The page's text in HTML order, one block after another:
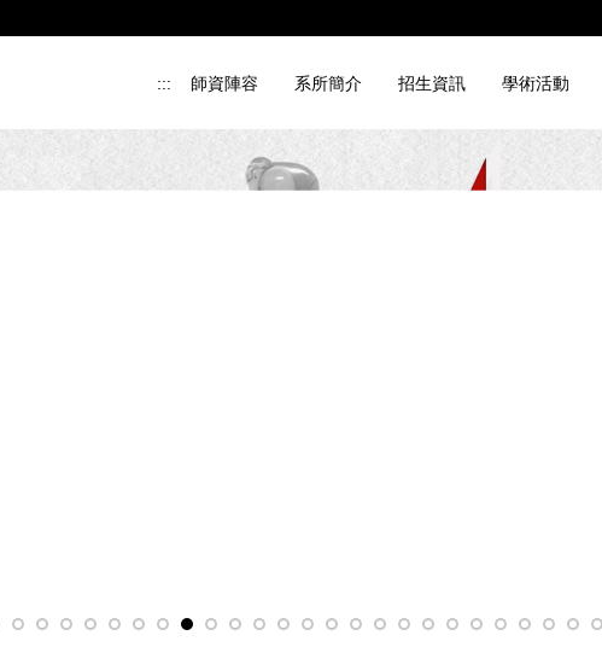
::: 師資陣容 系所簡介 招生資訊 學術活動